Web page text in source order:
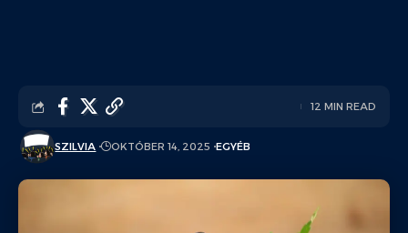
SZILVIA OKTÓBER 14, 2025 EGYÉB
12 MIN READ